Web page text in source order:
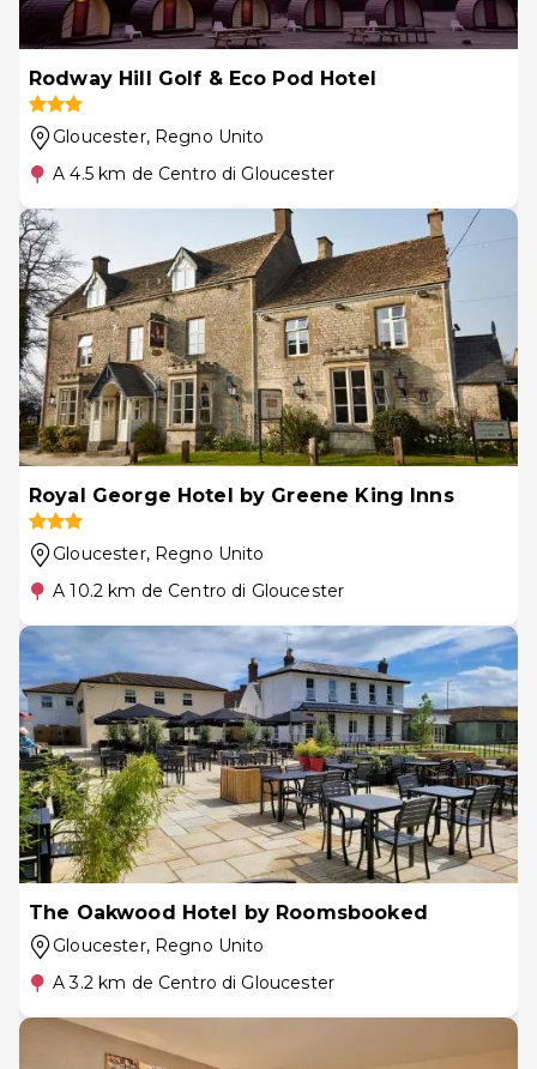
Rodway Hill Golf & Eco Pod Hotel
Gloucester, Regno Unito
A 4.5 km de Centro di Gloucester
Royal George Hotel by Greene King Inns
Gloucester, Regno Unito
A 10.2 km de Centro di Gloucester
The Oakwood Hotel by Roomsbooked
Gloucester, Regno Unito
A 3.2 km de Centro di Gloucester